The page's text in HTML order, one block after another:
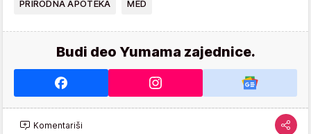
PRIRODNA APOTEKA MED
Budi deo Yumama zajednice.
Komentariši